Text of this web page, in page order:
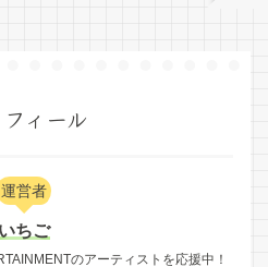
ィール
運営者
いちご
のアーティストを応援中！